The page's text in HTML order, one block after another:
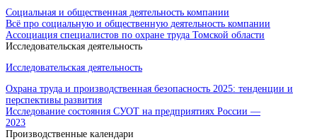
Социальная и общественная деятельность компании
Всё про социальную и общественную деятельность компании
Ассоциация специалистов по охране труда Томской области
Исследовательская деятельность
Исследовательская деятельность
Охрана труда и производственная безопасность 2025: тенденции и
перспективы развития
Исследование состояния СУОТ на предприятиях России —
2023
Производственные календари